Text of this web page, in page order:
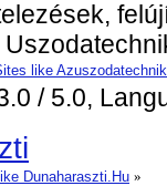
like
/ 5.0,
Dunaharaszti.Hu »